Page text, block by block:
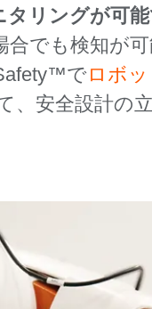
リングが可
でも検知が
でロボ
、安全設計の